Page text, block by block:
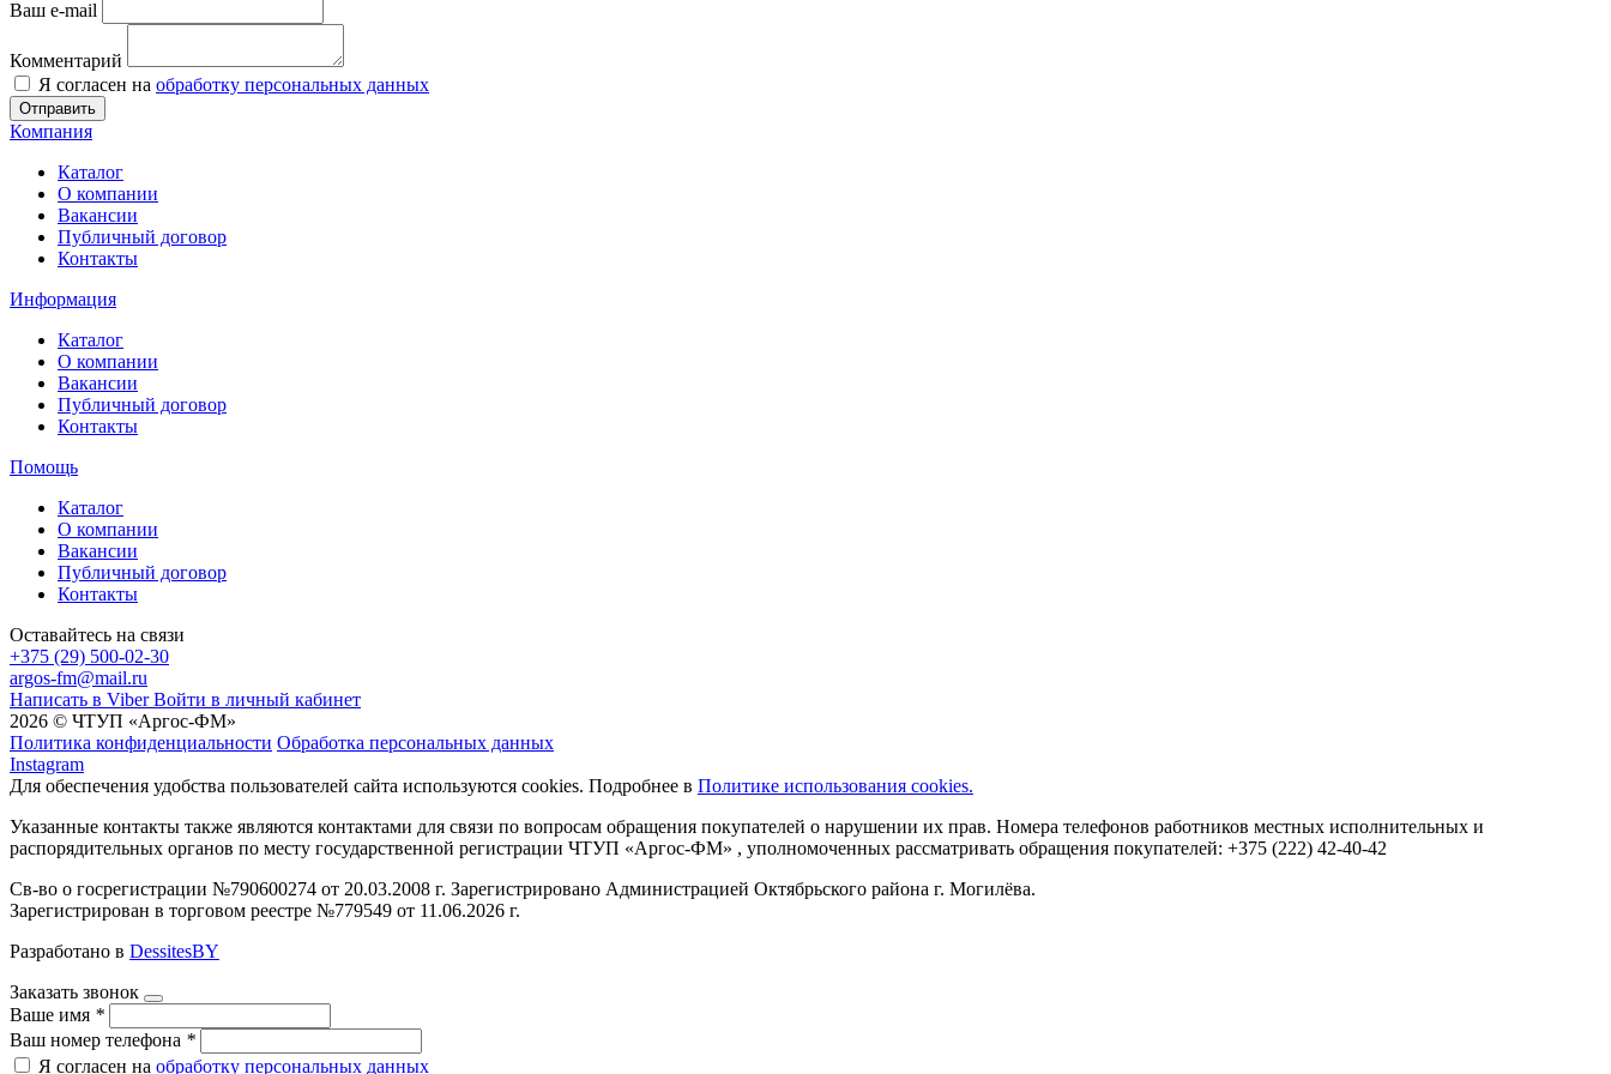
Ваш e-mail
Комментарий
Я согласен на обработку персональных данных
Отправить
Компания
Каталог
О компании
Вакансии
Публичный договор
Контакты
Информация
Каталог
О компании
Вакансии
Публичный договор
Контакты
Помощь
Каталог
О компании
Вакансии
Публичный договор
Контакты
Оставайтесь на связи
+375 (29) 500-02-30
argos-fm@mail.ru
Написать в Viber Войти в личный кабинет
2026 © ЧТУП «Аргос-ФМ»
Политика конфиденциальности Обработка персональных данных
Instagram
Для обеспечения удобства пользователей сайта используются cookies. Подробнее в Политике использования cookies.
Указанные контакты также являются контактами для связи по вопросам обращения покупателей о нарушении их прав. Номера телефонов работников местных исполнительных и
распорядительных органов по месту государственной регистрации ЧТУП «Аргос-ФМ» , уполномоченных рассматривать обращения покупателей: +375 (222) 42-40-42
Св-во о госрегистрации №790600274 от 20.03.2008 г. Зарегистрировано Администрацией Октябрьского района г. Могилёва.
Зарегистрирован в торговом реестре №779549 от 11.06.2026 г.
Разработано в DessitesBY
Заказать звонок
Ваше имя *
Ваш номер телефона *
Я согласен на обработку персональных данных